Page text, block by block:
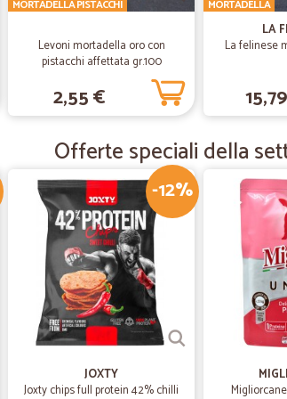
Ottimo
Ottimo
Tutto
Tutto
Levoni mortadella oro con
pistacchi affettata gr.100
MORTADELLA PISTACCHI
2,55 €
LA
La felinese
MORTADELLA
Offerte speciali della
-12%
JOXTY
Joxty chips full protein 42% chilli